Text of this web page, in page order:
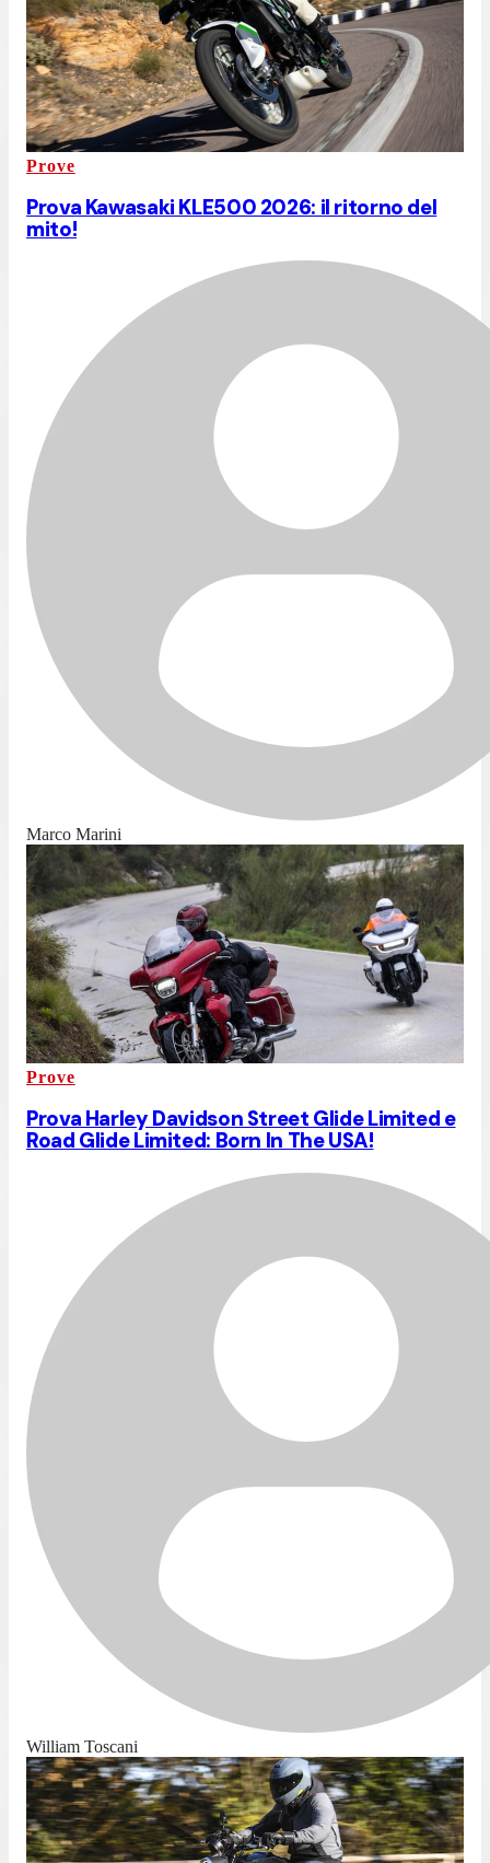
Prove
Prova Kawasaki KLE500 2026: il ritorno del
mito!
Marco Marini
Prove
Prova Harley Davidson Street Glide Limited e
Road Glide Limited: Born In The USA!
William Toscani